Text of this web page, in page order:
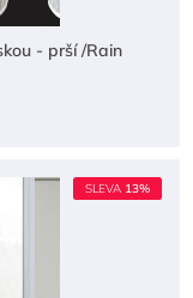
- prší /Rain
SLEVA 13%